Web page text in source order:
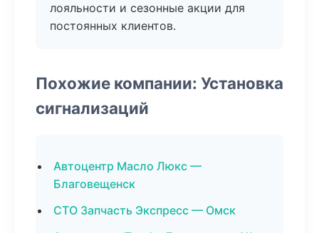
лояльности и сезонные акции для
постоянных клиентов.
Похожие компании: Установка
сигнализаций
Автоцентр Масло Люкс —
Благовещенск
СТО Запчасть Экспресс — Омск